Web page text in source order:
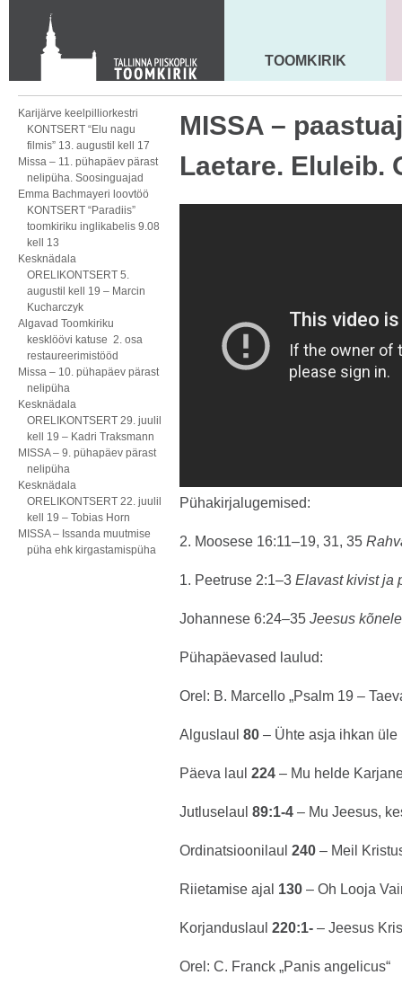
KONTAKT
Toom-Kooli 6, 10130 TALLINN
tallinna.toom@eelk.ee
MAARJA KIRIK
TOOMKIRIK
Karijärve keelpilliorkestri
KONTSERT “Elu nagu
filmis” 13. augustil kell 17
Missa – 11. pühapäev pärast
nelipüha. Soosinguajad
Emma Bachmayeri loovtöö
KONTSERT “Paradiis”
toomkiriku inglikabelis 9.08
kell 13
Kesknädala
ORELIKONTSERT 5.
augustil kell 19 – Marcin
Kucharczyk
Algavad Toomkiriku
kesklöövi katuse 2. osa
restaureerimistööd
Missa – 10. pühapäev pärast
nelipüha
Kesknädala
ORELIKONTSERT 29. juulil
kell 19 – Kadri Traksmann
MISSA – 9. pühapäev pärast
nelipüha
Kesknädala
ORELIKONTSERT 22. juulil
kell 19 – Tobias Horn
MISSA – Issanda muutmise
püha ehk kirgastamispüha
MISSA –
Laetare. Eluleib.
Pühakirjalugemised:
2. Moosese 16:11–19, 31, 35
1. Peetruse 2:1–3 Elavast kivist ja
Johannese 6:24–35 Jeesus
Pühapäevased laulud:
Orel: B. Marcello „Psalm 19 –
Alguslaul 80 – Ühte asja ihkan üle
Päeva laul 224 – Mu helde
Jutluselaul 89:1-4 – Mu Jeesus,
Ordinatsioonilaul 240 – Meil
Riietamise ajal 130 – Oh Looja
Korjanduslaul 220:1- – Jeesus
Orel: C. Franck „Panis angelicus“